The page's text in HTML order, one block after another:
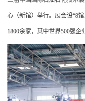
心（新馆）举行。展会设“8
1800余家，其中世界500强企